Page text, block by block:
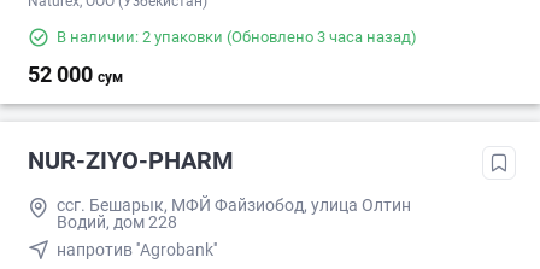
В наличии: 2 упаковки (Обновлено 3 часа назад)
52 000 сум
NUR-ZIYO-PHARM
ссг. Бешарык, МФЙ Файзиобод, улица Олтин
Водий, дом 228
напротив ''Agrobank''